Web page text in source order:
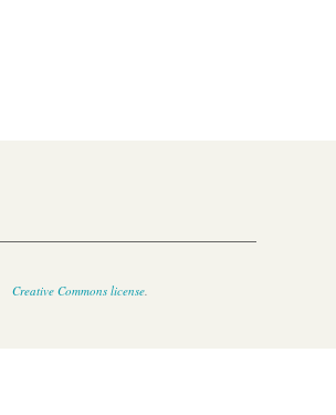
Creative Commons license.